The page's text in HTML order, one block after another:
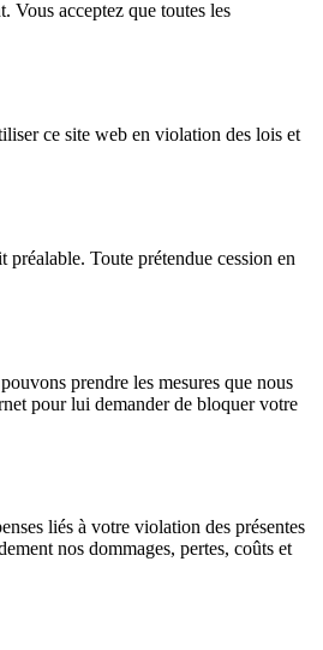
Vous acceptez que toutes les
ce site web en violation des lois et
Toute prétendue cession en
prendre les mesures que nous
pour lui demander de bloquer votre
liés à votre violation des présentes
nos dommages, pertes, coûts et